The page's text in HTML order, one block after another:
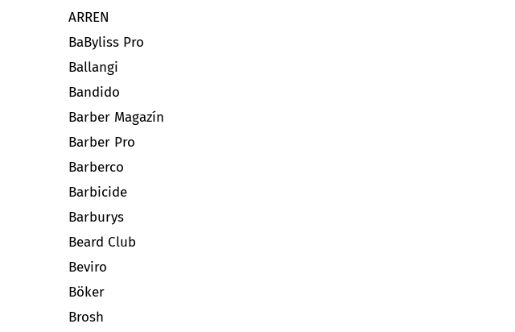
ARREN
BaByliss Pro
Ballangi
Bandido
Barber Magazín
Barber Pro
Barberco
Barbicide
Barburys
Beard Club
Beviro
Böker
Brosh